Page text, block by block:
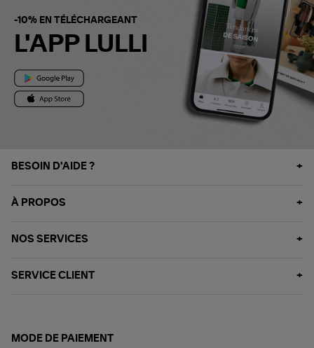
-10% EN TÉLÉCHARGEANT
L'APP LULLI
BESOIN D'AIDE ?
À PROPOS
NOS SERVICES
SERVICE CLIENT
MODE DE PAIEMENT